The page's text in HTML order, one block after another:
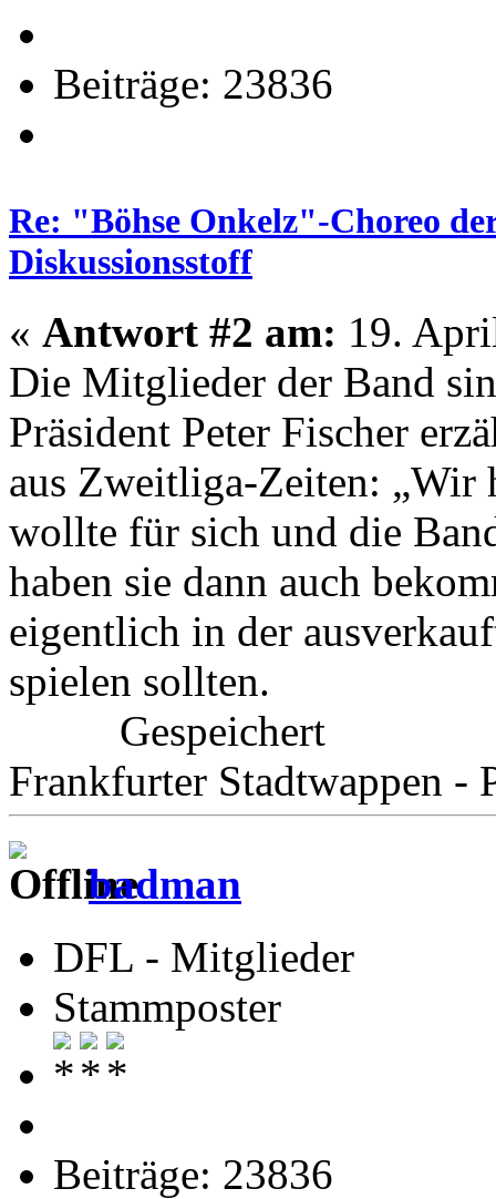
Beiträge: 23836
Re: "Böhse Onkelz"-Choreo
Diskussionsstoff
« Antwort #2 am: 19.
Die Mitglieder der Band
Präsident Peter Fischer
aus Zweitliga-Zeiten: „Wir
wollte für sich und die
haben sie dann auch
eigentlich in der
spielen sollten.
Gespeichert
Frankfurter Stadtwappen -
badman
DFL - Mitglieder
Stammposter
Beiträge: 23836